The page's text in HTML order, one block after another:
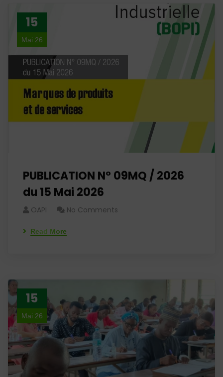
15
Mai 26
PUBLICATION N° 09MQ / 2026
du 15 Mai 2026
OAPI No Comments
Read More
15
Mai 26